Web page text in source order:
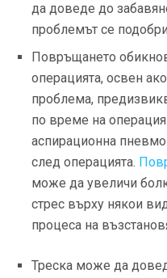
да доведе до
проблемът се
Повръщането
операцията, освен
проблема,
по време на
аспирационна
след операцията.
може да увеличи
стрес върху някои
процеса на
Треска може да